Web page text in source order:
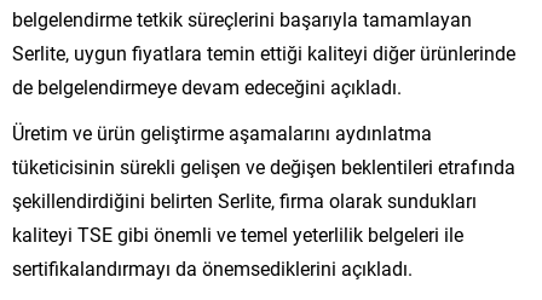
belgelendirme tetkik süreçlerini başarıyla tamamlayan
Serlite, uygun fiyatlara temin ettiği kaliteyi diğer ürünlerinde
de belgelendirmeye devam edeceğini açıkladı.
Üretim ve ürün geliştirme aşamalarını aydınlatma
tüketicisinin sürekli gelişen ve değişen beklentileri etrafında
şekillendirdiğini belirten Serlite, firma olarak sundukları
kaliteyi TSE gibi önemli ve temel yeterlilik belgeleri ile
sertifikalandırmayı da önemsediklerini açıkladı.